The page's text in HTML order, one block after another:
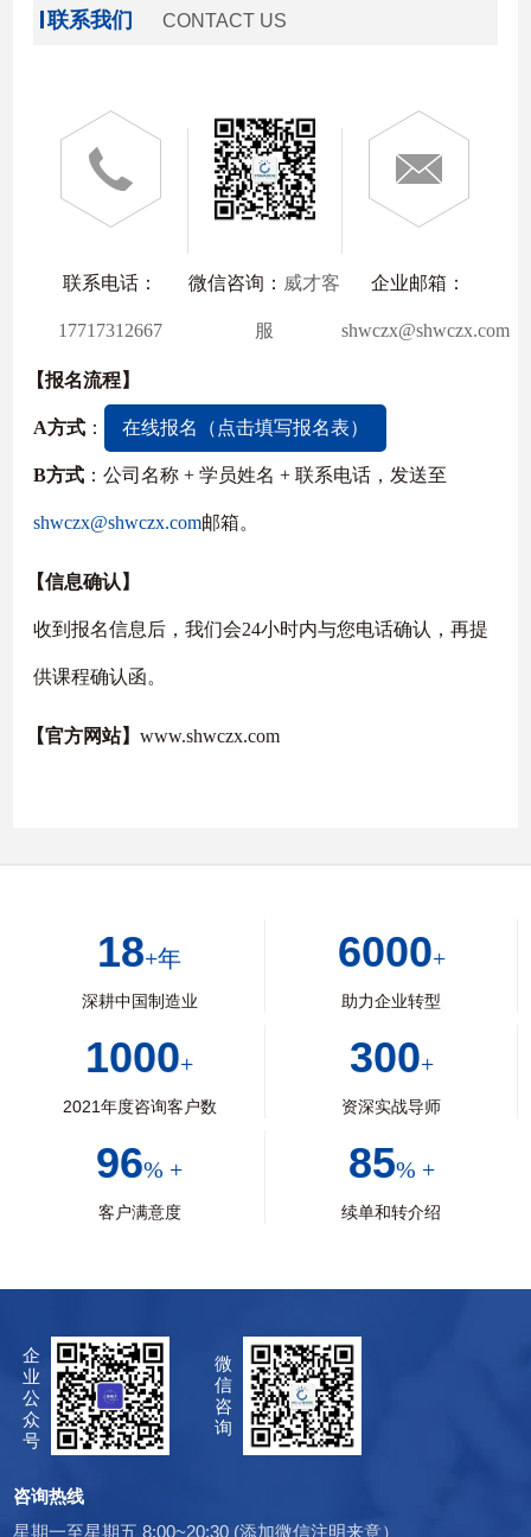
联系我们 CONTACT US
联系电话：
17717312667
微信咨询： 威才客
服
企业邮箱：
shwczx@shwczx.com
【报名流程】
A方式 ： 在线报名（点击填写报名表）
B方式 ：公司名称 + 学员姓名 + 联系电话，发送至
shwczx@shwczx.com邮箱。
【信息确认】
收到报名信息后，我们会24小时内与您电话确认，再提
供课程确认函。
【官方网站】www.shwczx.com
18+年
深耕中国制造业
6000+
助力企业转型
1000+
2021年度咨询客户数
300+
资深实战导师
96% +
客户满意度
85% +
续单和转介绍
企
业
公
众
号
微
信
咨
询
咨询热线
星期一至星期五 8:00~20:30 (添加微信注明来意）